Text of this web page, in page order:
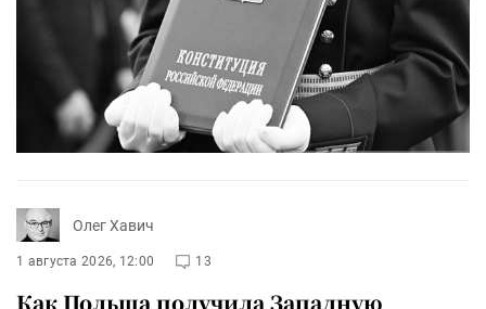
Олег Хавич
1 августа 2026, 12:00 13
Как Польша получила Западную